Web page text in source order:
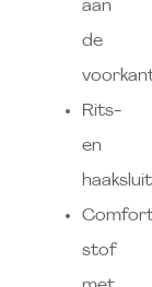
aan
de
Rits-
en
stof